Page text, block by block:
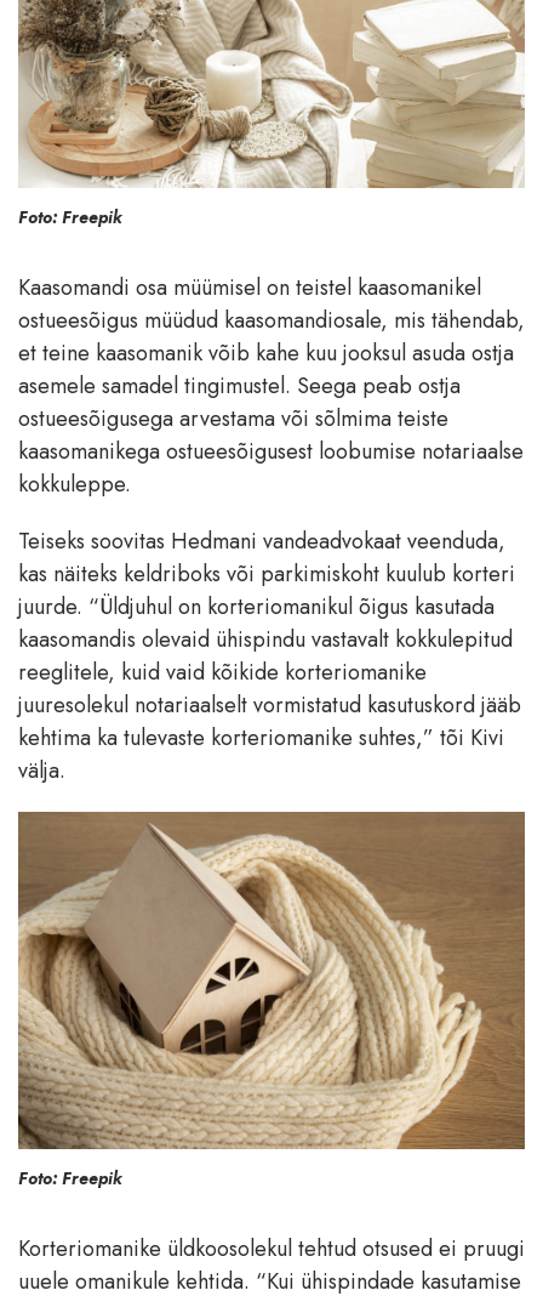
Foto: Freepik
Kaasomandi osa müümisel on teistel kaasomanikel
ostueesõigus müüdud kaasomandiosale, mis tähendab,
et teine kaasomanik võib kahe kuu jooksul asuda ostja
asemele samadel tingimustel. Seega peab ostja
ostueesõigusega arvestama või sõlmima teiste
kaasomanikega ostueesõigusest loobumise notariaalse
kokkuleppe.
Teiseks soovitas Hedmani vandeadvokaat veenduda,
kas näiteks keldriboks või parkimiskoht kuulub korteri
juurde. “Üldjuhul on korteriomanikul õigus kasutada
kaasomandis olevaid ühispindu vastavalt kokkulepitud
reeglitele, kuid vaid kõikide korteriomanike
juuresolekul notariaalselt vormistatud kasutuskord jääb
kehtima ka tulevaste korteriomanike suhtes,” tõi Kivi
välja.
Foto: Freepik
Korteriomanike üldkoosolekul tehtud otsused ei pruugi
uuele omanikule kehtida. “Kui ühispindade kasutamise